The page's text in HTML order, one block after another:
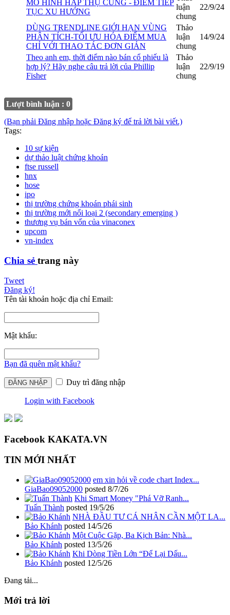
MÔ HÌNH HẤP THỤ CUNG - ĐIỂM TIẾP
TỤC XU HƯỚNG
luận
chung
22/9/24
DÙNG TRENDLINE GIỚI HẠN VÙNG
PHÂN TÍCH-TỐI ƯU HÓA ĐIỂM MUA
CHỈ VỚI THAO TÁC ĐƠN GIẢN
Thảo
luận
chung
14/9/24
Theo anh em, thời điểm nào bán cổ phiếu là
hợp lý? Hãy nghe câu trả lời của Phillip
Fisher
Thảo
luận
chung
22/9/19
Lượt bình luận : 0
(Bạn phải Đăng nhập hoặc Đăng ký để trả lời bài viết.)
Tags:
10 sự kiện
dự thảo luật chứng khoán
ftse russell
hnx
hose
ipo
thị trường chứng khoán phái sinh
thị trường mới nổi loại 2 (secondary emerging )
thương vụ bán vốn của vinaconex
upcom
vn-index
Chia sẻ trang này
Tweet
Đăng ký!
Tên tài khoản hoặc địa chỉ Email:
Mật khẩu:
Bạn đã quên mật khẩu?
Duy trì đăng nhập
Login with Facebook
Facebook KAKATA.VN
TIN MỚI NHẤT
em xin hỏi về code chart Index...
GiaBao09052000 posted 8/7/26
Khi Smart Money "Phá Vỡ Ranh...
Tuấn Thành posted 19/5/26
NHÀ ĐẦU TƯ CÁ NHÂN CẦN MỘT LA...
Bảo Khánh posted 14/5/26
Một Cuộc Gặp, Ba Kịch Bản: Nhà...
Bảo Khánh posted 13/5/26
Khi Dòng Tiền Lớn “Để Lại Dấu...
Bảo Khánh posted 12/5/26
Đang tải...
Mới trả lời